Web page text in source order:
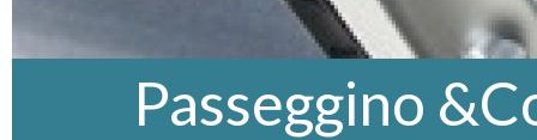
Passeggino